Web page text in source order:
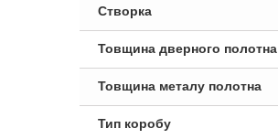
Створка
Товщина дверного полотна
Товщина металу полотна
Тип коробу